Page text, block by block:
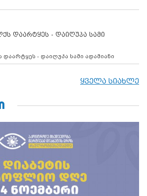
დაარტყეს - დაიღუპა სამი
დაარტყეს - დაიღუპა სამი ადამიანი
ყველა სიახლე